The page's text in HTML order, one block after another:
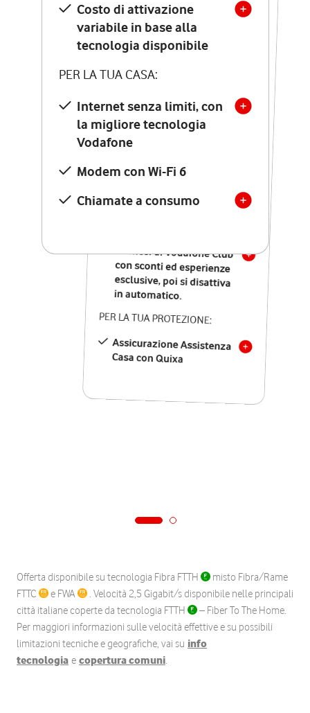
Costo di attivazione
variabile in base alla
tecnologia disponibile
PER LA TUA CASA:
Internet senza limiti, con
la migliore tecnologia
Vodafone
Modem con Wi-Fi 6
Chiamate a consumo
Costo di attivazione
variabile in base alla
tecnologia disponibile
PER LA TUA CASA:
Internet senza limiti, con
la migliore tecnologia
Vodafone
Modem Seven con Wi-Fi 7
Chiamate illimitate verso
numeri fissi e mobili
nazionali
12 mesi di Vodafone Club
con sconti ed esperienze
esclusive, poi si disattiva
in automatico.
PER LA TUA PROTEZIONE:
Assicurazione Assistenza
Casa con Quixa
Offerta disponibile su tecnologia Fibra FTTH
misto Fibra/Rame
FTTC
e FWA
. Velocità 2,5 Gigabit/s disponibile nelle principali
città italiane coperte da tecnologia FTTH
– Fiber To The Home.
Per maggiori informazioni sulle velocità effettive e su possibili
limitazioni tecniche e geografiche, vai su info
tecnologia e copertura comuni.